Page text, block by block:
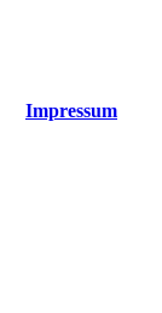
Impressum